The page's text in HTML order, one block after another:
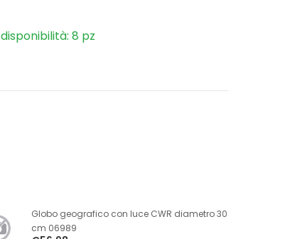
disponibilità: 8 pz
Globo geografico con luce CWR diametro 30
cm 06989